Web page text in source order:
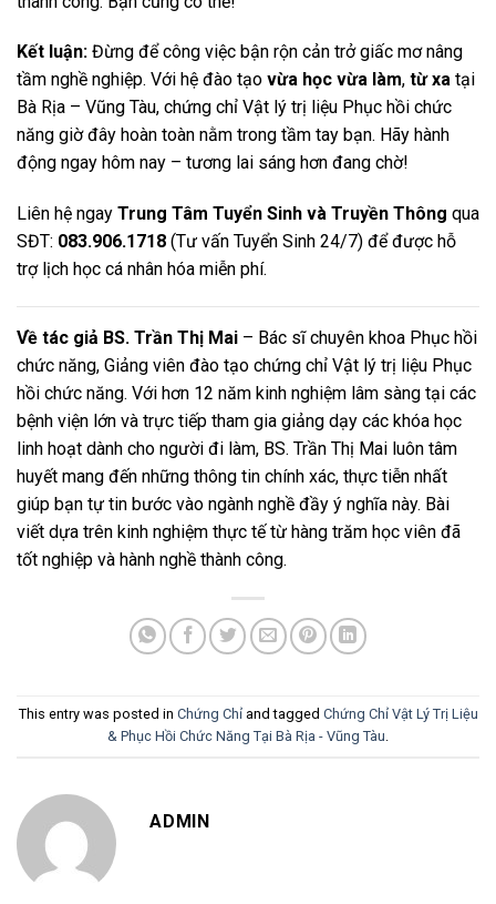
Kết luận: Đừng để công việc bận rộn cản trở giấc mơ nâng
tầm nghề nghiệp. Với hệ đào tạo vừa học vừa làm, từ xa tại
Bà Rịa – Vũng Tàu, chứng chỉ Vật lý trị liệu Phục hồi chức
năng giờ đây hoàn toàn nằm trong tầm tay bạn. Hãy hành
động ngay hôm nay – tương lai sáng hơn đang chờ!
Liên hệ ngay Trung Tâm Tuyển Sinh và Truyền Thông qua
SĐT: 083.906.1718 (Tư vấn Tuyển Sinh 24/7) để được hỗ
trợ lịch học cá nhân hóa miễn phí.
Về tác giả BS. Trần Thị Mai – Bác sĩ chuyên khoa Phục hồi
chức năng, Giảng viên đào tạo chứng chỉ Vật lý trị liệu Phục
hồi chức năng. Với hơn 12 năm kinh nghiệm lâm sàng tại các
bệnh viện lớn và trực tiếp tham gia giảng dạy các khóa học
linh hoạt dành cho người đi làm, BS. Trần Thị Mai luôn tâm
huyết mang đến những thông tin chính xác, thực tiễn nhất
giúp bạn tự tin bước vào ngành nghề đầy ý nghĩa này. Bài
viết dựa trên kinh nghiệm thực tế từ hàng trăm học viên đã
tốt nghiệp và hành nghề thành công.
This entry was posted in Chứng Chỉand tagged Chứng Chỉ Vật Lý Trị Liệu
& Phục Hồi Chức Năng Tại Bà Rịa - Vũng Tàu.
ADMIN